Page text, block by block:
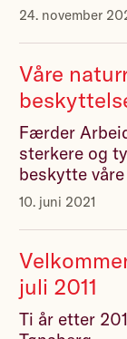
24. november
Våre
10. juni 2021
Færder
sterkere og
beskytte
juli 2011
Ti år etter